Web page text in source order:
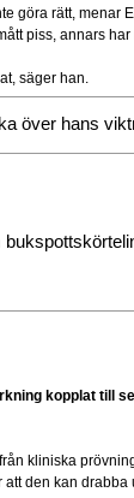
göra rätt, menar
piss, annars har
säger han.
över hans
kopplat till
kliniska
den kan